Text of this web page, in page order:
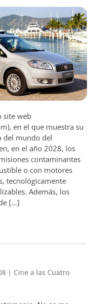
site web
en el que muestra su
del mundo del
en el año 2028, los
contaminantes
o con motores
tecnológicamente
Además, los
[…]
| Cine a las Cuatro